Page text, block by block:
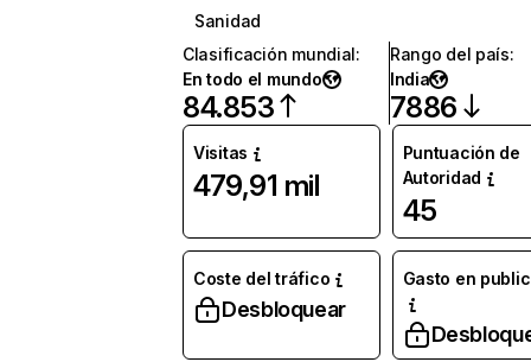
Sanidad
Clasificación mundial:
En todo el mundo
84.853
Rango del país:
India
7886
Visitas
479,91 mil
Puntuación de
Autoridad
45
Coste del tráfico
Desbloquear
Gasto en